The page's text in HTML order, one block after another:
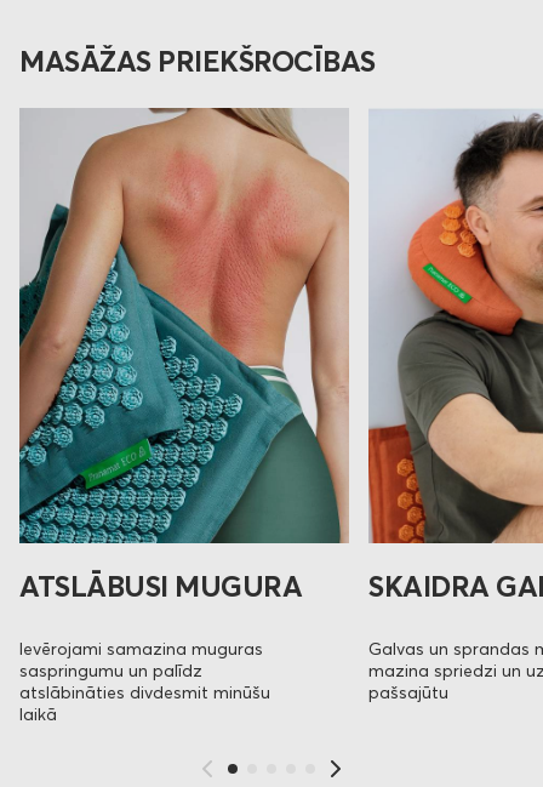
MASĀŽAS PRIEKŠROCĪBAS
ATSLĀBUSI MUGURA
Ievērojami samazina muguras
saspringumu un palīdz
atslābināties divdesmit minūšu
laikā
SKAIDRA
Galvas un sprandas
mazina spriedzi un
pašsajūtu